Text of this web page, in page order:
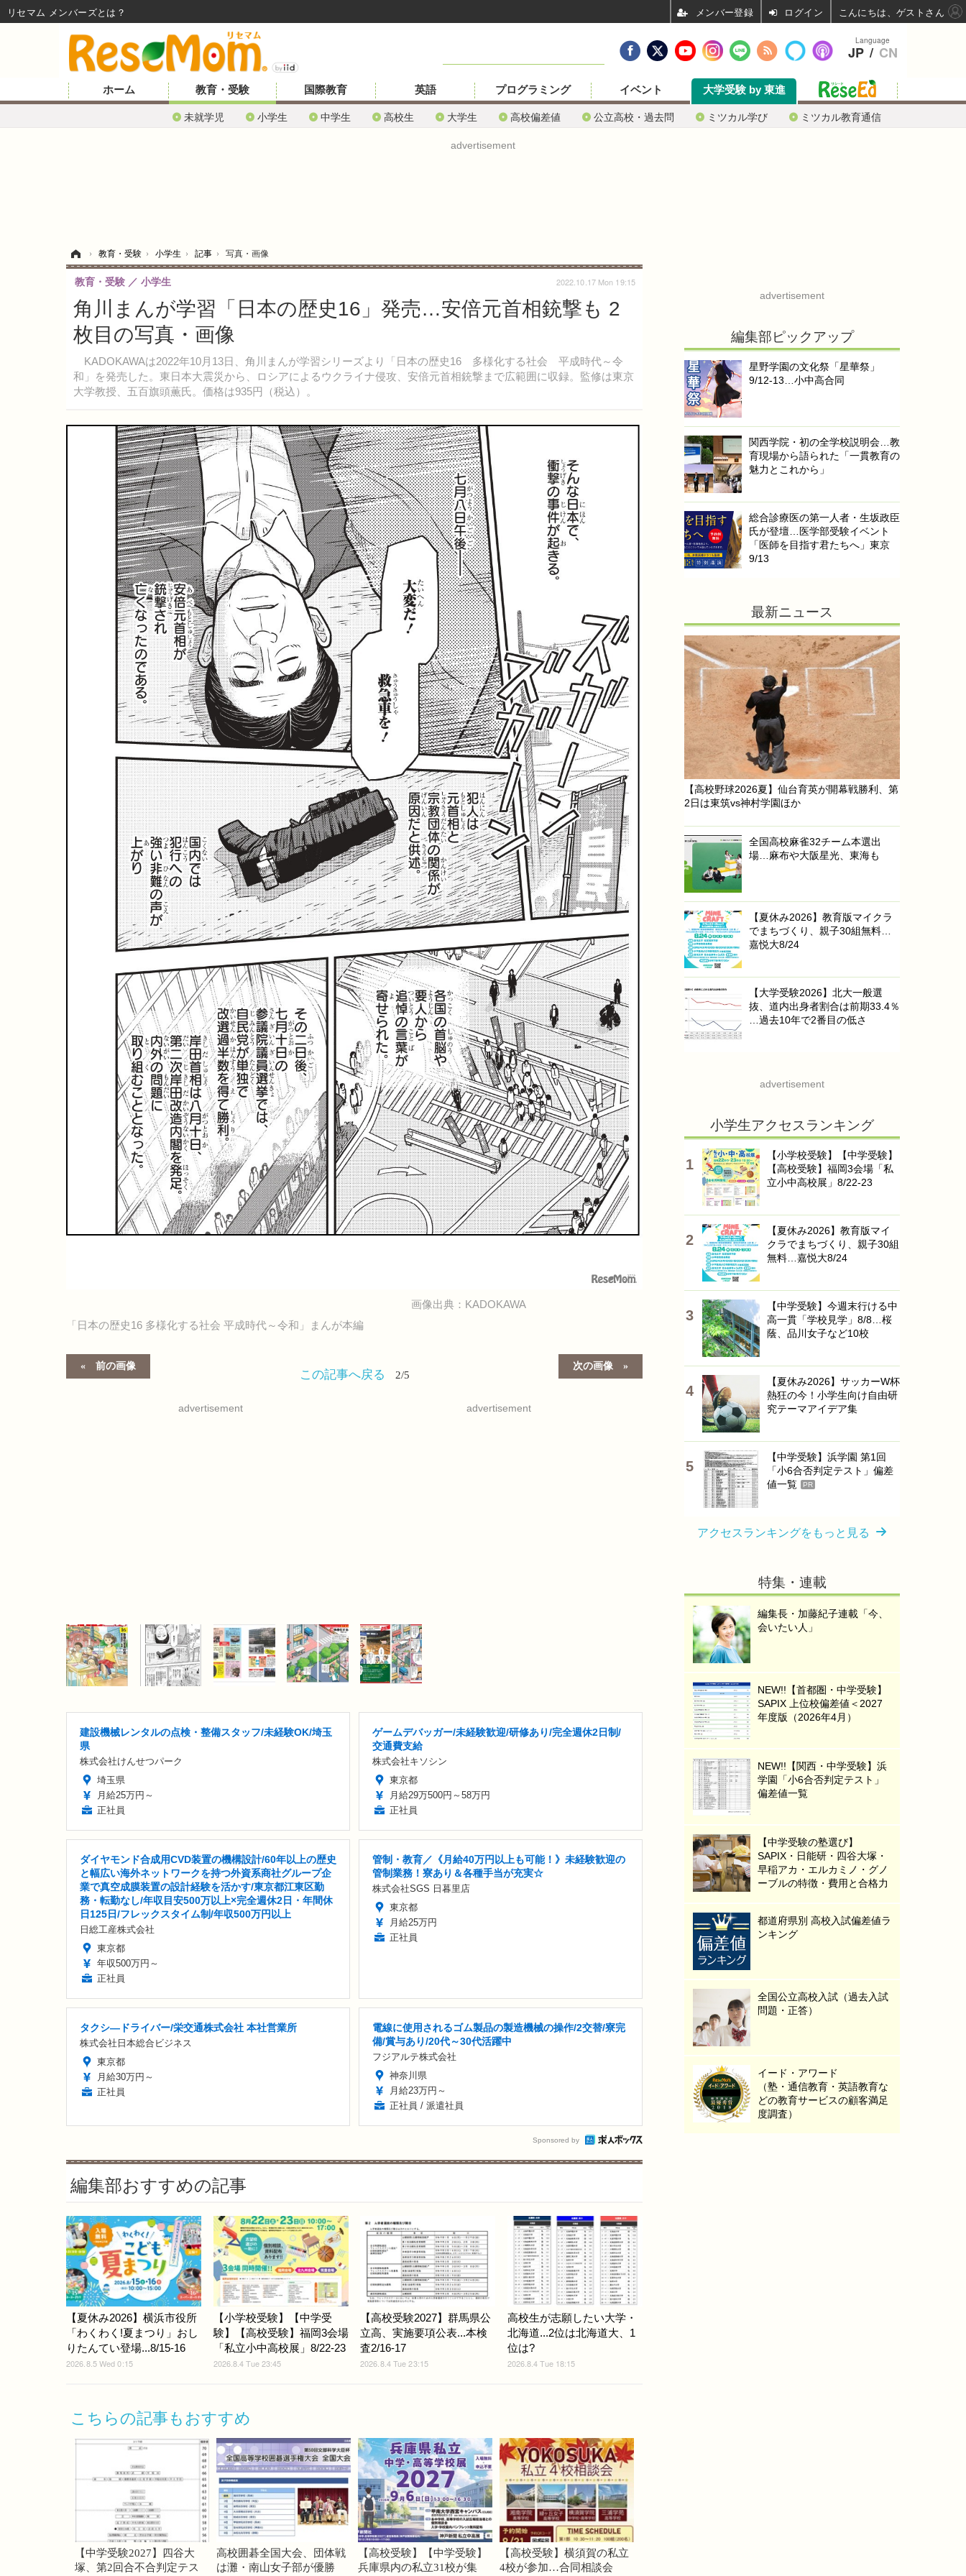
ホーム 教育・受験
未就学児 小学生 中学生 高校生 大学生 高校偏差値 公立高校・過去問 ミツカル学び ミツカル教育通信
国際教育 英語 プログラミング イベント 大学受験 by 東進
advertisement
› 教育・受験 › 小学生 › 記事 › 写真・画像
角川まんが学習「日本の歴史16」発売…安倍元首相銃撃も 2
枚目の写真・画像
KADOKAWAは2022年10月13日、角川まんが学習シリーズより「日本の歴史16 多様化する社会 平成時代～令
和」を発売した。東日本大震災から、ロシアによるウクライナ侵攻、安倍元首相銃撃まで広範囲に収録。監修は東京
大学教授、五百旗頭薫氏。価格は935円（税込）。
教育・受験 小学生 2022.10.17 Mon 19:15
画像出典：KADOKAWA
「日本の歴史16 多様化する社会 平成時代～令和」まんが本編
前の画像 次の画像
この記事へ戻る 2/5
advertisement advertisement
建設機械レンタルの点検・整備スタッフ/未経験OK/埼玉
県
株式会社けんせつパーク
埼玉県
月給25万円～
正社員
ゲームデバッガー/未経験歓迎/研修あり/完全週休2日制/
交通費支給
株式会社キソシン
東京都
月給29万500円～58万円
正社員
ダイヤモンド合成用CVD装置の機構設計/60年以上の歴史
と幅広い海外ネットワークを持つ外資系商社グループ企
業で真空成膜装置の設計経験を活かす/東京都江東区勤
務・転勤なし/年収目安500万以上×完全週休2日・年間休
日125日/フレックスタイム制/年収500万円以上
日総工産株式会社
東京都
年収500万円～
正社員
管制・教育／《月給40万円以上も可能！》未経験歓迎の
管制業務！寮あり＆各種手当が充実☆
株式会社SGS 日暮里店
東京都
月給25万円
正社員
タクシ―ドライバー/栄交通株式会社 本社営業所
株式会社日本総合ビジネス
東京都
月給30万円～
正社員
電線に使用されるゴム製品の製造機械の操作/2交替/寮完
備/賞与あり/20代～30代活躍中
フジアルテ株式会社
神奈川県
月給23万円～
正社員 / 派遣社員
Sponsored by
編集部おすすめの記事
【夏休み2026】横浜市役所
「わくわく!夏まつり」おし
りたんてい登場...8/15-16
2026.8.5 Wed 0:15
【小学校受験】【中学受
験】【高校受験】福岡3会場
「私立小中高校展」8/22-23
2026.8.4 Tue 23:45
【高校受験2027】群馬県公
立高、実施要項公表...本検
査2/16-17
2026.8.4 Tue 23:15
高校生が志願したい大学・
北海道...2位は北海道大、1
位は?
2026.8.4 Tue 18:15
こちらの記事もおすすめ
【中学受験2027】四谷大
塚、第2回合不合判定テス
高校囲碁全国大会、団体戦
は灘・南山女子部が優勝
【高校受験】【中学受験】
兵庫県内の私立31校が集
【高校受験】横須賀の私立
4校が参加…合同相談会
advertisement
編集部ピックアップ
星野学園の文化祭「星華祭」
9/12-13…小中高合同
関西学院・初の全学校説明会…教
育現場から語られた「一貫教育の
魅力とこれから」
総合診療医の第一人者・生坂政臣
氏が登壇…医学部受験イベント
「医師を目指す君たちへ」東京
9/13
最新ニュース
【高校野球2026夏】仙台育英が開幕戦勝利、第
2日は東筑vs神村学園ほか
全国高校麻雀32チーム本選出
場…麻布や大阪星光、東海も
【夏休み2026】教育版マイクラ
でまちづくり、親子30組無料…
嘉悦大8/24
【大学受験2026】北大一般選
抜、道内出身者割合は前期33.4％
…過去10年で2番目の低さ
advertisement
小学生アクセスランキング
【小学校受験】【中学受験】
【高校受験】福岡3会場「私
立小中高校展」8/22-23
【夏休み2026】教育版マイ
クラでまちづくり、親子30組
無料…嘉悦大8/24
【中学受験】今週末行ける中
高一貫「学校見学」8/8…桜
蔭、品川女子など10校
【夏休み2026】サッカーW杯
熱狂の今！小学生向け自由研
究テーマアイデア集
【中学受験】浜学園 第1回
「小6合否判定テスト」偏差
値一覧
PR
アクセスランキングをもっと見る
特集・連載
編集長・加藤紀子連載「今、
会いたい人」
NEW!!【首都圏・中学受験】
SAPIX 上位校偏差値＜2027
年度版（2026年4月）
NEW!!【関西・中学受験】浜
学園「小6合否判定テスト」
偏差値一覧
【中学受験の塾選び】
SAPIX・日能研・四谷大塚・
早稲アカ・エルカミノ・グノ
ーブルの特徴・費用と合格力
都道府県別 高校入試偏差値ラ
ンキング
全国公立高校入試（過去入試
問題・正答）
イード・アワード
（塾・通信教育・英語教育な
どの教育サービスの顧客満足
度調査）
Language
JP / CN
リセマム メンバーズ ログイン こんにちは、ゲストさん